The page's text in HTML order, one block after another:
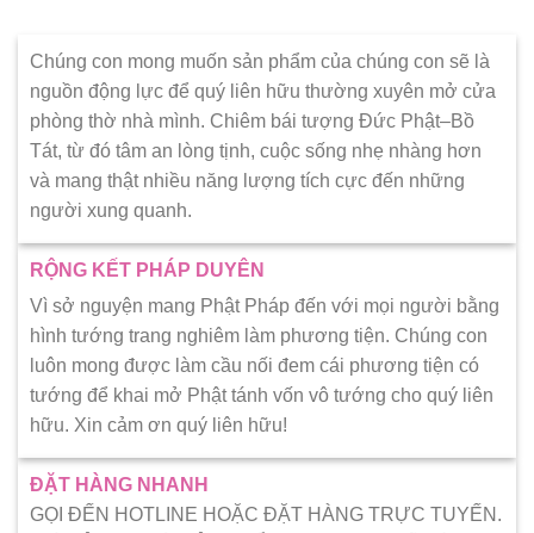
Chúng con mong muốn sản phẩm của chúng con sẽ là
nguồn động lực để quý liên hữu thường xuyên mở cửa
phòng thờ nhà mình. Chiêm bái tượng Đức Phật–Bồ
Tát, từ đó tâm an lòng tịnh, cuộc sống nhẹ nhàng hơn
và mang thật nhiều năng lượng tích cực đến những
người xung quanh.
RỘNG KẾT PHÁP DUYÊN
Vì sở nguyện mang Phật Pháp đến với mọi người bằng
hình tướng trang nghiêm làm phương tiện. Chúng con
luôn mong được làm cầu nối đem cái phương tiện có
tướng để khai mở Phật tánh vốn vô tướng cho quý liên
hữu. Xin cảm ơn quý liên hữu!
ĐẶT HÀNG NHANH
GỌI ĐẾN HOTLINE HOẶC ĐẶT HÀNG TRỰC TUYẾN.